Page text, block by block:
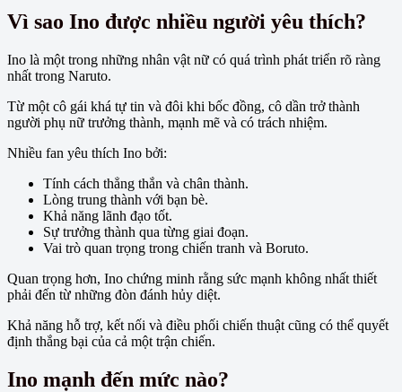
Vì sao Ino được nhiều người yêu thích?
Ino là một trong những nhân vật nữ có quá trình phát triển rõ ràng
nhất trong Naruto.
Từ một cô gái khá tự tin và đôi khi bốc đồng, cô dần trở thành
người phụ nữ trưởng thành, mạnh mẽ và có trách nhiệm.
Nhiều fan yêu thích Ino bởi:
Tính cách thẳng thắn và chân thành.
Lòng trung thành với bạn bè.
Khả năng lãnh đạo tốt.
Sự trưởng thành qua từng giai đoạn.
Vai trò quan trọng trong chiến tranh và Boruto.
Quan trọng hơn, Ino chứng minh rằng sức mạnh không nhất thiết
phải đến từ những đòn đánh hủy diệt.
Khả năng hỗ trợ, kết nối và điều phối chiến thuật cũng có thể quyết
định thắng bại của cả một trận chiến.
Ino mạnh đến mức nào?